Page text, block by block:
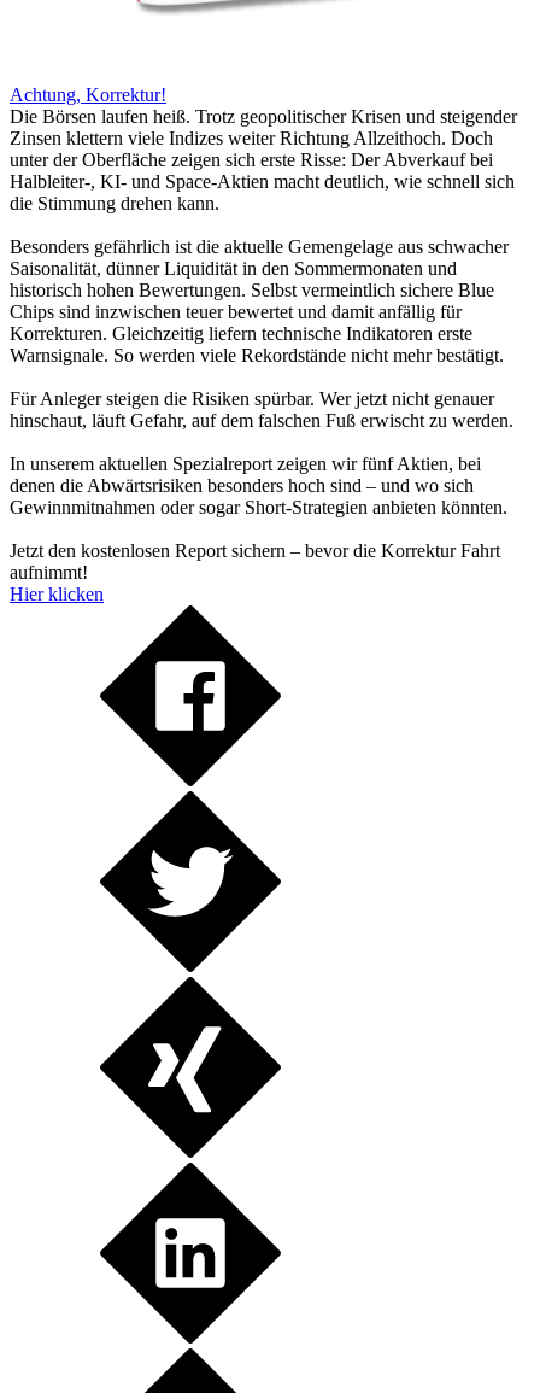
Achtung, Korrektur!
Die Börsen laufen heiß. Trotz geopolitischer Krisen und steigender
Zinsen klettern viele Indizes weiter Richtung Allzeithoch. Doch
unter der Oberfläche zeigen sich erste Risse: Der Abverkauf bei
Halbleiter-, KI- und Space-Aktien macht deutlich, wie schnell sich
die Stimmung drehen kann.
Besonders gefährlich ist die aktuelle Gemengelage aus schwacher
Saisonalität, dünner Liquidität in den Sommermonaten und
historisch hohen Bewertungen. Selbst vermeintlich sichere Blue
Chips sind inzwischen teuer bewertet und damit anfällig für
Korrekturen. Gleichzeitig liefern technische Indikatoren erste
Warnsignale. So werden viele Rekordstände nicht mehr bestätigt.
Für Anleger steigen die Risiken spürbar. Wer jetzt nicht genauer
hinschaut, läuft Gefahr, auf dem falschen Fuß erwischt zu werden.
In unserem aktuellen Spezialreport zeigen wir fünf Aktien, bei
denen die Abwärtsrisiken besonders hoch sind – und wo sich
Gewinnmitnahmen oder sogar Short-Strategien anbieten könnten.
Jetzt den kostenlosen Report sichern – bevor die Korrektur Fahrt
aufnimmt!
Hier klicken